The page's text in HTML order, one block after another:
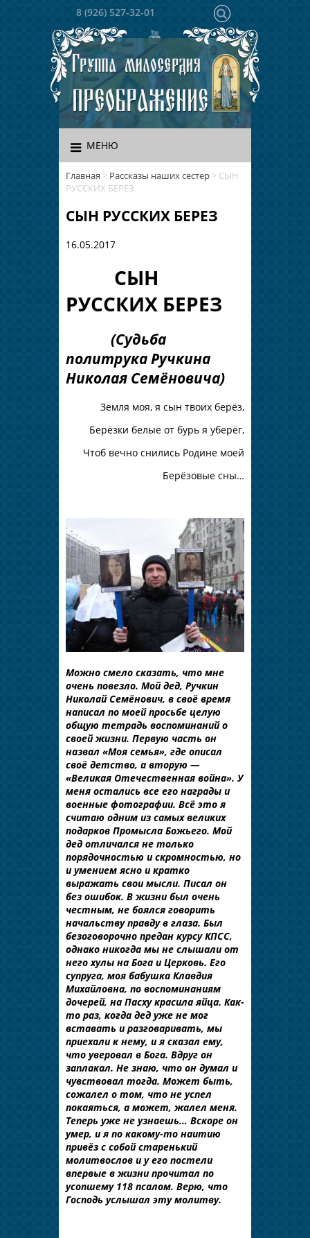
8 (926) 527-32-01
МЕНЮ
Главная > Рассказы наших сестер > СЫН
РУССКИХ БЕРЕЗ
СЫН РУССКИХ БЕРЕЗ
16.05.2017
СЫН
РУССКИХ БЕРЕЗ
(Судьба
политрука Ручкина
Николая Семёновича)
Земля моя, я сын твоих берёз,
Берёзки белые от бурь я уберёг,
Чтоб вечно снились Родине моей
Берёзовые сны…
Можно смело сказать, что мне
очень повезло. Мой дед, Ручкин
Николай Семёнович, в своё время
написал по моей просьбе целую
общую тетрадь воспоминаний о
своей жизни. Первую часть он
назвал «Моя семья», где описал
своё детство, а вторую —
«Великая Отечественная война». У
меня остались все его награды и
военные фотографии. Всё это я
считаю одним из самых великих
подарков Промысла Божьего. Мой
дед отличался не только
порядочностью и скромностью, но
и умением ясно и кратко
выражать свои мысли. Писал он
без ошибок. В жизни был очень
честным, не боялся говорить
начальству правду в глаза. Был
безоговорочно предан курсу КПСС,
однако никогда мы не слышали от
него хулы на Бога и Церковь. Его
супруга, моя бабушка Клавдия
Михайловна, по воспоминаниям
дочерей, на Пасху красила яйца. Как-
то раз, когда дед уже не мог
вставать и разговаривать, мы
приехали к нему, и я сказал ему,
что уверовал в Бога. Вдруг он
заплакал. Не знаю, что он думал и
чувствовал тогда. Может быть,
сожалел о том, что не успел
покаяться, а может, жалел меня.
Теперь уже не узнаешь… Вскоре он
умер, и я по какому-то наитию
привёз с собой старенький
молитвослов и у его постели
впервые в жизни прочитал по
усопшему 118 псалом. Верю, что
Господь услышал эту молитву.